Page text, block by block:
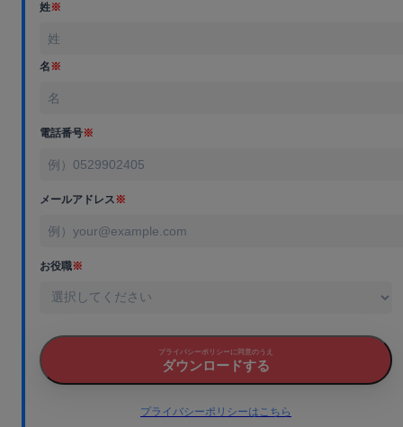
姓※
名※
電話番号※
メールアドレス※
お役職※
プライバシーポリシーに同意のうえ
ダウンロードする
プライバシーポリシーはこちら